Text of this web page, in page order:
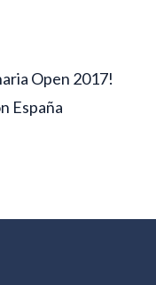
Open 2017!
España